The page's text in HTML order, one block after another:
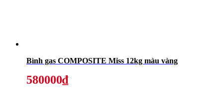
Bình gas COMPOSITE Miss 12kg màu vàng
580000₫